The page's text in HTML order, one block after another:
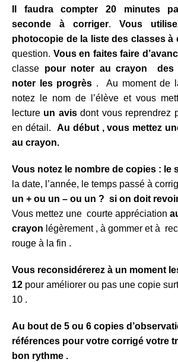
Il faudra compter 20 minutes
seconde à corriger. Vous
photocopie de la liste des classes à
question. Vous en faites faire
classe pour noter au crayon des
noter les progrès . Au moment de
notez le nom de l’élève et vous
lecture un avisdont vous reprendrez
en détail. Au début , vous mettez
au crayon.
Vous notez le nombre de copies : le
la date, l’année, le temps passé à
un + ou un – ou un ? si on doit
Vous mettez une courte appréciation
crayon légèrement , à gommer et à
rouge à la fin .
Vous reconsidérerez à un moment
12 pour améliorer ou pas une copie
10 .
Au bout de 5 ou 6 copies
références pour votre corrigé votre
bon rythme .